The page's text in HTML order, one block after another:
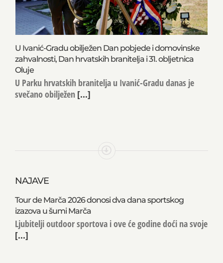
U Ivanić-Gradu obilježen Dan pobjede i domovinske
zahvalnosti, Dan hrvatskih branitelja i 31. obljetnica
Oluje
U Parku hrvatskih branitelja u Ivanić-Gradu danas je
svečano obilježen [...]
NAJAVE
Tour de Marča 2026 donosi dva dana sportskog
izazova u šumi Marča
Ljubitelji outdoor sportova i ove će godine doći na svoje
[...]